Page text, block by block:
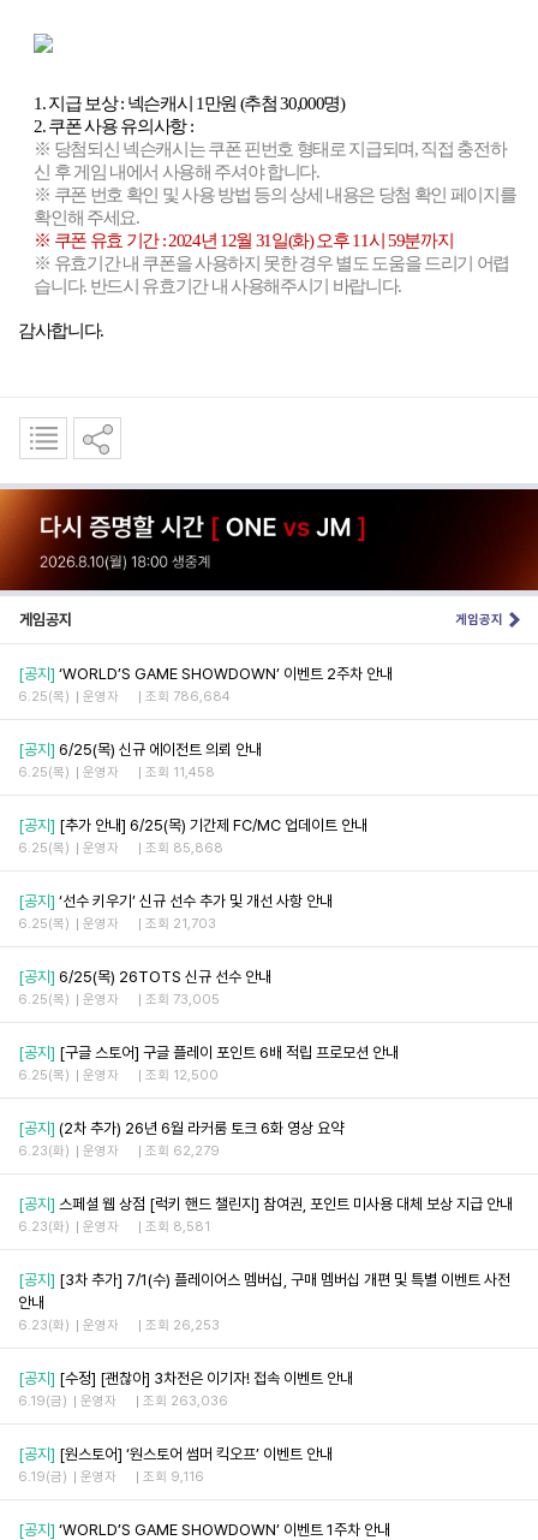
1.지급 보상: 넥슨캐시 1만원 (추첨30,000명)
2.쿠폰 사용 유의사항:
※ 당첨되신 넥슨캐시는 쿠폰 핀번호 형태로 지급되며,직접 충전하
신 후 게임 내에서 사용해 주셔야 합니다.
※ 쿠폰 번호 확인 및 사용 방법 등의 상세 내용은 당첨 확인 페이지를
확인해 주세요.
※ 쿠폰 유효 기간: 2024년 12월 31일(화)오후11시 59분까지
※ 유효기간 내 쿠폰을 사용하지 못한 경우 별도 도움을 드리기 어렵
습니다. 반드시 유효기간 내 사용해주시기 바랍니다.
감사합니다.
게임공지 게임공지
[공지] ‘WORLD’S GAME SHOWDOWN’ 이벤트 2주차 안내
6.25(목) 운영자 조회 786,684
[공지] 6/25(목) 신규 에이전트 의뢰 안내
6.25(목) 운영자 조회 11,458
[공지] [추가 안내] 6/25(목) 기간제 FC/MC 업데이트 안내
6.25(목) 운영자 조회 85,868
[공지] ‘선수 키우기’ 신규 선수 추가 및 개선 사항 안내
6.25(목) 운영자 조회 21,703
[공지] 6/25(목) 26TOTS 신규 선수 안내
6.25(목) 운영자 조회 73,005
[공지] [구글 스토어] 구글 플레이 포인트 6배 적립 프로모션 안내
6.25(목) 운영자 조회 12,500
[공지] (2차 추가) 26년 6월 라커룸 토크 6화 영상 요약
6.23(화) 운영자 조회 62,279
[공지] 스페셜 웹 상점 [럭키 핸드 챌린지] 참여권, 포인트 미사용 대체 보상 지급 안내
6.23(화) 운영자 조회 8,581
[공지] [3차 추가] 7/1(수) 플레이어스 멤버십, 구매 멤버십 개편 및 특별 이벤트 사전
안내
6.23(화) 운영자 조회 26,253
[공지] [수정] [괜찮아] 3차전은 이기자! 접속 이벤트 안내
6.19(금) 운영자 조회 263,036
[공지] [원스토어] ‘원스토어 썸머 킥오프’ 이벤트 안내
6.19(금) 운영자 조회 9,116
[공지] ‘WORLD’S GAME SHOWDOWN’ 이벤트 1주차 안내